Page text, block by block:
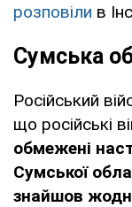
розповіли в
Сумська
Російський
що російські
обмежені
Сумської
знайшов